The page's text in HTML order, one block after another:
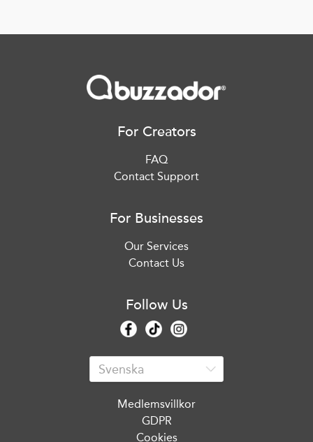
For Creators
FAQ
Contact Support
For Businesses
Our Services
Contact Us
Follow Us
Medlemsvillkor
GDPR
Cookies